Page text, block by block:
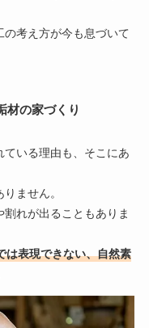
考え方が今も息づいて
材の家づくり
いる理由も、そこにあ
ません。
れが出ることもありま
は表現できない、自然素